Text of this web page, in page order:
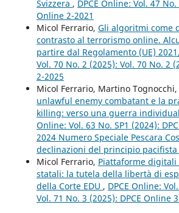
Svizzera , DPCE Online: Vol. 47 No.
Online 2-2021
Micol Ferrario, Gli algoritmi come
contrasto al terrorismo online.
partire dal Regolamento (UE)
Vol. 70 No. 2 (2025): Vol. 70 No. 2
2-2025
Micol Ferrario, Martino Tognocchi,
unlawful enemy combatant e la
killing: verso una guerra
Online: Vol. 63 No. SP1 (2024):
2024 Numero Speciale Pescara
declinazioni del principio
Micol Ferrario, Piattaforme
statali: la tutela della libertà di
della Corte EDU , DPCE Online:
Vol. 71 No. 3 (2025): DPCE Online